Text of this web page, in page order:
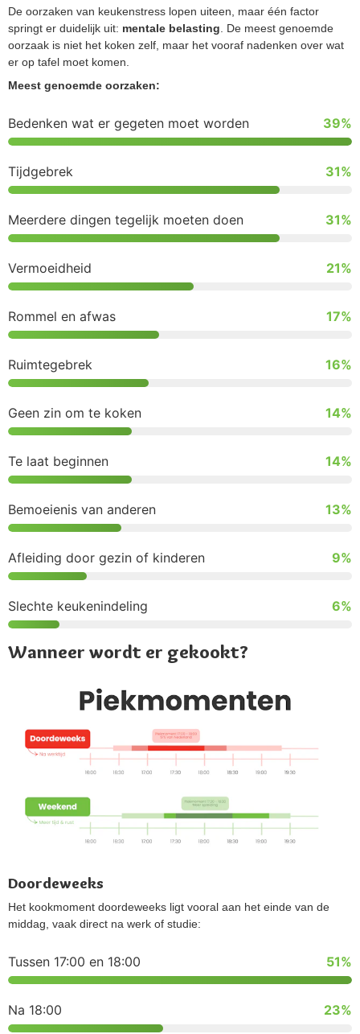
De oorzaken van keukenstress lopen uiteen, maar één factor
springt er duidelijk uit: mentale belasting . De meest genoemde
oorzaak is niet het koken zelf, maar het vooraf nadenken over wat
er op tafel moet komen.
Meest genoemde oorzaken:
Bedenken wat er gegeten moet worden 39%
Tijdgebrek 31%
Meerdere dingen tegelijk moeten doen 31%
Vermoeidheid 21%
Rommel en afwas 17%
Ruimtegebrek 16%
Geen zin om te koken 14%
Te laat beginnen 14%
Bemoeienis van anderen 13%
Afleiding door gezin of kinderen 9%
Slechte keukenindeling 6%
Wanneer wordt er gekookt?
Doordeweeks
Het kookmoment doordeweeks ligt vooral aan het einde van de
middag, vaak direct na werk of studie:
Tussen 17:00 en 18:00 51%
Na 18:00 23%